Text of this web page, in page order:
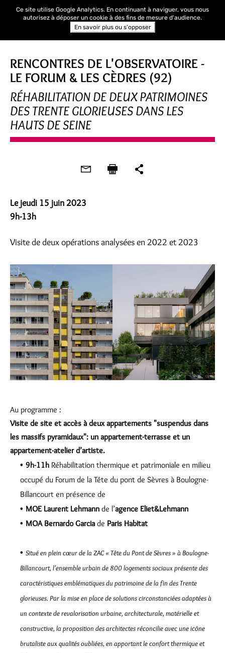
RENCONTRES DE L'OBSERVATOIRE -
LE FORUM & LES CÈDRES (92)
RÉHABILITATION DE DEUX PATRIMOINES
DES TRENTE GLORIEUSES DANS LES
HAUTS DE SEINE
Le jeudi 15 juin 2023
9h-13h
Visite de deux opérations analysées en 2022 et 2023
Au programme :
Visite de site et accès à deux appartements "suspendus dans
les massifs pyramidaux": un appartement-terrasse et un
appartement-atelier d’artiste.
9h-11h Réhabilitation thermique et patrimoniale en milieu
occupé du Forum de la Tête du pont de Sèvres à Boulogne-
Billancourt en présence de
MOE Laurent Lehmann de l’agence Eliet&Lehmann
MOA Bernardo Garcia de Paris Habitat
Situé en plein cœur de la ZAC « Tête du Pont de Sèvres » à Boulogne-
Billancourt, l’ensemble urbain de 800 logements sociaux présente des
caractéristiques emblématiques du patrimoine de la fin des Trente
glorieuses. Par la mise en place de solutions circonstanciées adaptées à
un contexte de revalorisation urbaine, architecturale, matérielle et
constructive, la proposition des architectes réconcilie avec une icône
brutaliste aux qualités oubliées, en apportant le confort thermique et
Ce site utilise Google Analytics. En continuant à naviguer, vous nous
autorisez à déposer un cookie à des fins de mesure d'audience.
En savoir plus ou s'opposer